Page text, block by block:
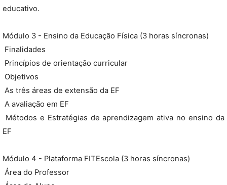
educativo.
Módulo 3 - Ensino da Educação Física (3 horas síncronas)
 Finalidades
 Princípios de orientação curricular
 Objetivos
 As três áreas de extensão da EF
 A avaliação em EF
 Métodos e Estratégias de aprendizagem ativa no ensino da
EF
Módulo 4 - Plataforma FITEscola (3 horas síncronas)
 Área do Professor